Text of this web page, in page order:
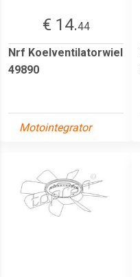
€ 14.44
Nrf Koelventilatorwiel
49890
Motointegrator